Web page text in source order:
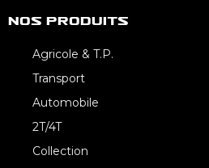
Nos Produits
Agricole & T.P.
Transport
Automobile
2T/4T
Collection